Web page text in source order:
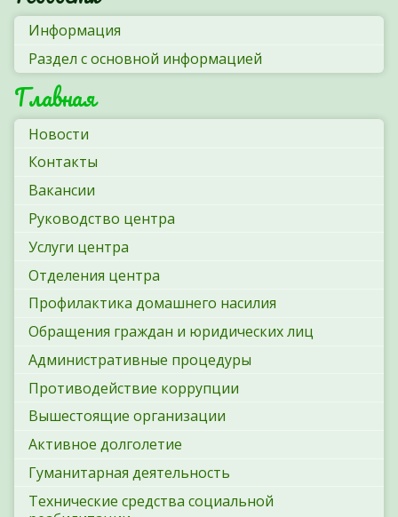
Информация
Раздел с основной информацией
Главная
Новости
Контакты
Вакансии
Руководство центра
Услуги центра
Отделения центра
Профилактика домашнего насилия
Обращения граждан и юридических лиц
Административные процедуры
Противодействие коррупции
Вышестоящие организации
Активное долголетие
Гуманитарная деятельность
Технические средства социальной